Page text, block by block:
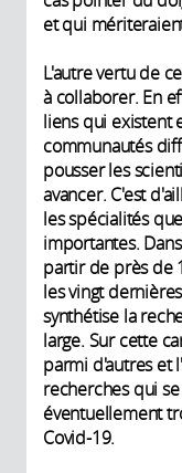
et qui
L'autre vertu de
à collaborer. En
liens qui existent
communautés
pousser les
avancer. C'est
les spécialités
importantes.
partir de près de
les vingt
synthétise la
large. Sur cette
parmi d'autres et
recherches qui
éventuellement
Covid-19.